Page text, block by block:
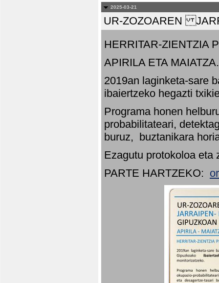
2025-03-21
UR-ZOZOAREN
HERRITAR-ZIENTZIA
APIRILA ETA MAIATZA.
2019an laginketa-sare
ibaiertzeko hegazti
Programa honen
probabilitateari,
buruz, buztanikara
Ezagutu protokoloa eta
PARTE HARTZEKO: